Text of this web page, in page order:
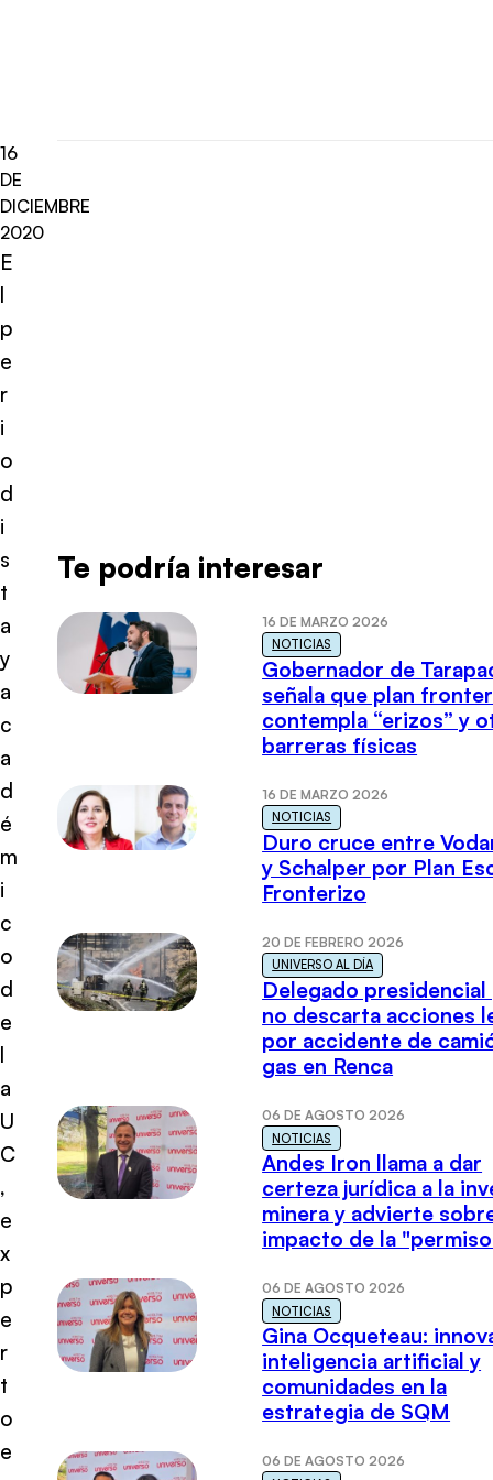
16
DE
DICIEMBRE
2020
E
l
p
e
r
i
o
d
i
s
t
a
y
a
c
a
d
é
m
i
c
o
d
e
l
a
U
C
,
e
x
p
e
r
t
o
e
Te podría interesar
16 DE MARZO 2026
NOTICIAS
Gobernador de
señala que plan
contempla “erizos” y
barreras físicas
16 DE MARZO 2026
NOTICIAS
Duro cruce entre
y Schalper por Plan
Fronterizo
20 DE FEBRERO 2026
UNIVERSO AL DÍA
Delegado presidencial
no descarta acciones
por accidente de
gas en Renca
06 DE AGOSTO 2026
NOTICIAS
Andes Iron llama a dar
certeza jurídica a la
minera y advierte
impacto de la
06 DE AGOSTO 2026
NOTICIAS
Gina Ocqueteau:
inteligencia artificial y
comunidades en la
estrategia de SQM
06 DE AGOSTO 2026